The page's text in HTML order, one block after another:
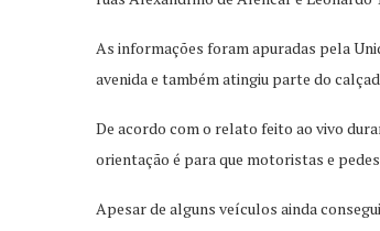
As informações foram apuradas pela
avenida e também atingiu parte do
De acordo com o relato feito ao vivo
orientação é para que motoristas e
Apesar de alguns veículos ainda